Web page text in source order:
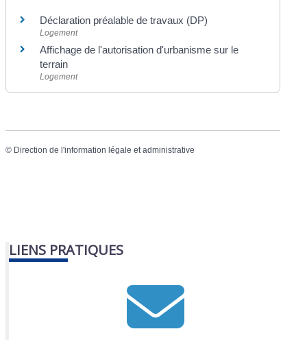
Déclaration préalable de travaux (DP)
Logement
Affichage de l'autorisation d'urbanisme sur le
terrain
Logement
© Direction de l'information légale et administrative
LIENS PRATIQUES